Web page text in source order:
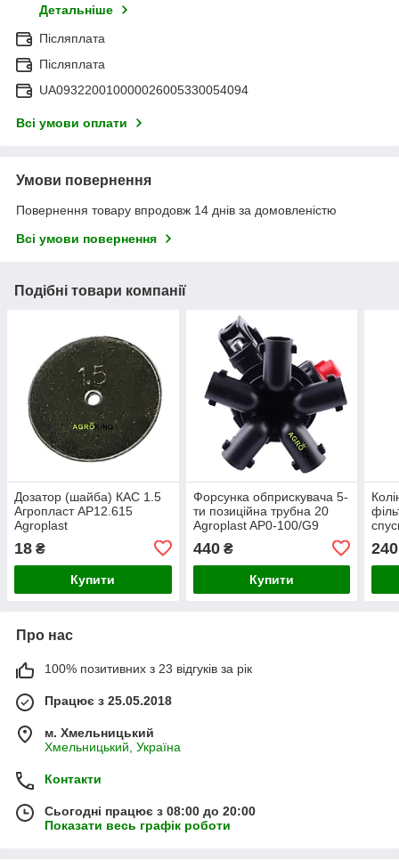
Детальніше
Післяплата
Післяплата
UA093220010000026005330054094
Всі умови оплати
Умови повернення
Повернення товару впродовж 14 днів за домовленістю
Всі умови повернення
Подібні товари компанії
Дозатор (шайба) КАС 1.5
Агропласт AP12.615
Agroplast
18 ₴
Купити
Форсунка обприскувача 5-
ти позиційна трубна 20
Agroplast AP0-100/G9
440₴
Купити
240
Про нас
100% позитивних з 23 відгуків за рік
Працює з 25.05.2018
м. Хмельницький
Хмельницький, Україна
Контакти
Сьогодні працює з 08:00 до 20:00
Показати весь графік роботи